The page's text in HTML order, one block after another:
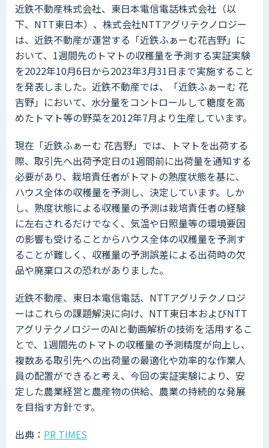
近鉄不動産株式会社、東日本電信電話株式会社（以
下、NTT東日本）、株式会社NTTアグリテクノロジー
は、近鉄不動産が運営する「近鉄ふぁーむ花吉野」に
おいて、1週間先のトマトの収穫量を予測する実証実験
を2022年10月6日から2023年3月31日まで実施すること
を発表しました。近鉄不動産では、「近鉄ふぁーむ 花
吉野」において、水分量をコントロールして糖度を高
めたトマト等の野菜を2012年7月より生産しています。
現在「近鉄ふぁーむ 花吉野」では、トマトを出荷する
際、取引先へ出荷予定日の1週間前に出荷量を通知する
必要があり、栽培責任者がトマトの熟度状態を基に、
ハウス全体の収穫量を予測し、決定しています。しか
し、熟度状態による収穫量の予測は栽培責任者の経験
に左右されるだけでなく、気温や日照量等の環境要因
の影響も受けることからハウス全体の収穫量を予測す
ることが難しく、収穫量の予測誤差による出荷時の欠
品や廃棄ロスの恐れがありました。
近鉄不動産、東日本電信電話、NTTアグリテクノロジ
ーはこれらの課題解決に向け、NTT東日本およびNTT
アグリテクノロジーのAIと動画解析の技術を活用するこ
とで、1週間先のトマトの収穫量の予測精度が向上し、
複数ある取引先への出荷量の最適化や効率的な作業人
員の配置ができると考え、今回の実証実験により、安
定した農業経営と農産物の供給、農業の持続的な発展
を目指す方針です。
出典： PR TIMES